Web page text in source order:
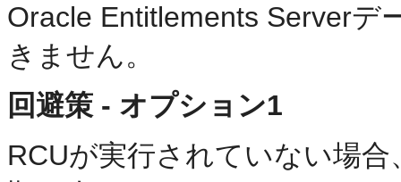
Oracle Entitlements Serverデ
きません。
回避策 - オプション1
RCUが実行されていない場